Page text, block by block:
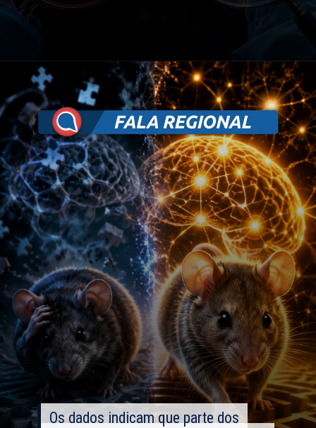
Os dados indicam que parte dos
Os dados indicam que parte dos